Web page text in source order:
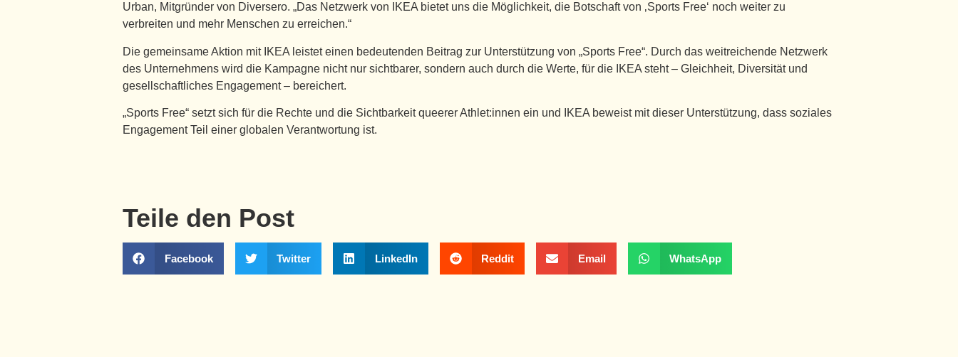
Urban, Mitgründer von Diversero. „Das Netzwerk von IKEA bietet uns die Möglichkeit, die Botschaft von ‚Sports Free‘ noch weiter zu
verbreiten und mehr Menschen zu erreichen.“
Die gemeinsame Aktion mit IKEA leistet einen bedeutenden Beitrag zur Unterstützung von „Sports Free“. Durch das weitreichende Netzwerk
des Unternehmens wird die Kampagne nicht nur sichtbarer, sondern auch durch die Werte, für die IKEA steht – Gleichheit, Diversität und
gesellschaftliches Engagement – bereichert.
„Sports Free“ setzt sich für die Rechte und die Sichtbarkeit queerer Athlet:innen ein und IKEA beweist mit dieser Unterstützung, dass soziales
Engagement Teil einer globalen Verantwortung ist.
Teile den Post
Facebook Twitter LinkedIn Reddit Email WhatsApp